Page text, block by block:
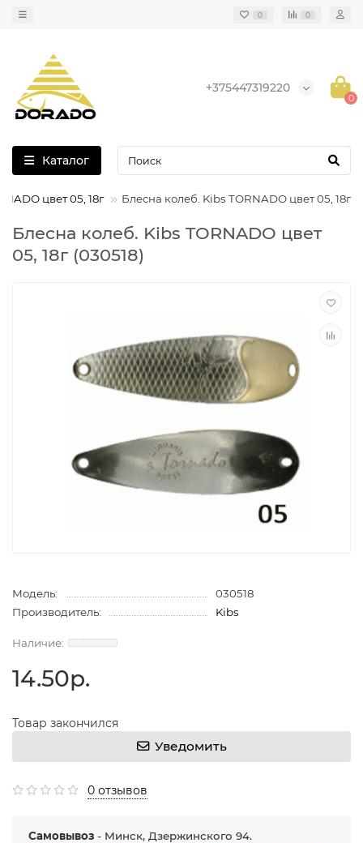
0 0
+375447319220
0
Каталог
цвет 05, 18г Блесна колеб. Kibs TORNADO цвет 05, 18г
Блесна колеб. Kibs TORNADO цвет
05, 18г (030518)
Модель:
030518
Производитель:
Kibs
14.50р.
Товар закончился
Уведомить
0 отзывов
Самовывоз - Минск, Дзержинского 94.